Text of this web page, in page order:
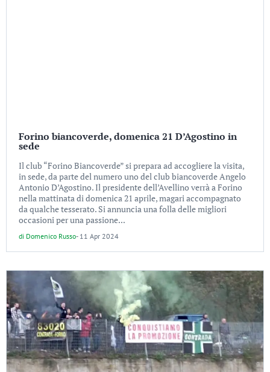
Forino biancoverde, domenica 21 D’Agostino in
sede
Il club “Forino Biancoverde” si prepara ad accogliere la visita,
in sede, da parte del numero uno del club biancoverde Angelo
Antonio D’Agostino. Il presidente dell’Avellino verrà a Forino
nella mattinata di domenica 21 aprile, magari accompagnato
da qualche tesserato. Si annuncia una folla delle migliori
occasioni per una passione...
di Domenico Russo- 11 Apr 2024